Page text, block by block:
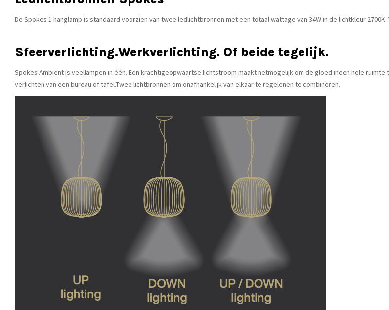
De Spokes 1 hanglamp is standaard voorzien van twee ledlichtbronnen met een totaal wattage van 34W in de lichtkleur 2700K.
Sfeerverlichting.Werkverlichting. Of beide tegelijk.
Spokes Ambient is veellampen in één. Een krachtigeopwaartse lichtstroom maakt hetmogelijk om de gloed ineen hele
verlichten van een bureau of tafel.Twee lichtbronnen om onafhankelijk van elkaar te regelenen te combineren.